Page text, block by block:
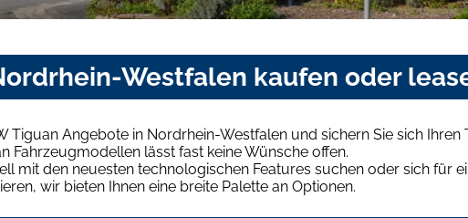
Westfalen kaufen oder
Tiguan Angebote in Nordrhein-Westfalen und sichern Sie sich Ihren
Fahrzeugmodellen lässt fast keine Wünsche offen.
mit den neuesten technologischen Features suchen oder sich für
wir bieten Ihnen eine breite Palette an Optionen.